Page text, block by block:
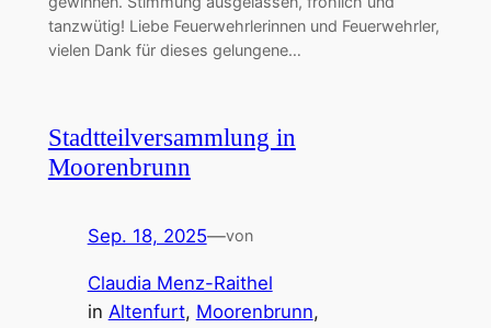
tanzwütig! Liebe Feuerwehrlerinnen und Feuerwehrler,
vielen Dank für dieses gelungene…
Stadtteilversammlung in
Moorenbrunn
Sep. 18, 2025—von
Claudia Menz-Raithel
in Altenfurt, Moorenbrunn